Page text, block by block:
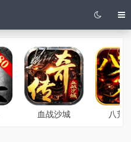
血战沙城 八荒